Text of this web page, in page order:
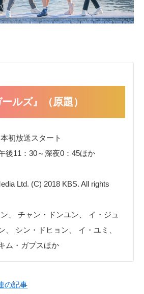
ールズ』（原題）
初放送スタート
後11：30～深夜0：45ほか
Ltd. (C) 2018 KBS. All rights
、 チャン・ドンユン、 イ・ジュ
、 シン・ドヒョン、 イ・ユミ、
ム・ガプスほか
の記事